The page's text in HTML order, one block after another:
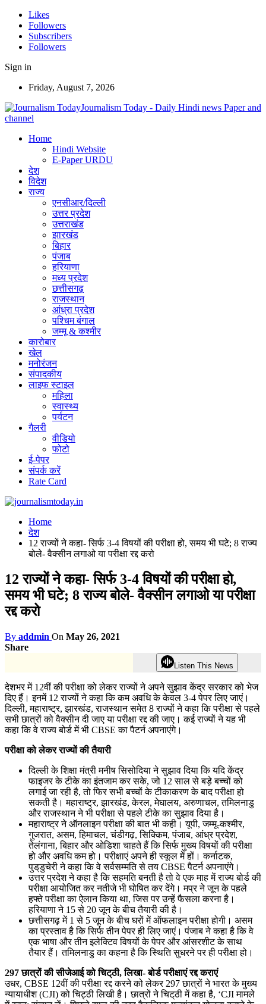
Likes
Followers
Subscribers
Followers
Sign in
Friday, August 7, 2026
Journalism Today - Daily Hindi news Paper and
channel
Home
Hindi Website
E-Paper URDU
देश
विदेश
राज्य
एनसीआर/दिल्ली
उत्तर प्रदेश
उत्तराखंड
झारखंड
बिहार
पंजाब
हरियाणा
मध्य प्रदेश
छत्तीसगढ़
राजस्थान
आंध्रा प्रदेश
पश्चिम बंगाल
जम्मू & कश्मीर
कारोबार
खेल
मनोरंजन
संपादकीय
लाइफ स्टाइल
महिला
स्वास्थ्य
पर्यटन
गैलरी
वीडियो
फोटो
ई-पेपर
संपर्क करें
Rate Card
Home
देश
12 राज्यों ने कहा- सिर्फ 3-4 विषयों की परीक्षा हो, समय भी घटे; 8 राज्य
बोले- वैक्सीन लगाओ या परीक्षा रद्द करो
12 राज्यों ने कहा- सिर्फ 3-4 विषयों की परीक्षा हो,
समय भी घटे; 8 राज्य बोले- वैक्सीन लगाओ या परीक्षा
रद्द करो
By addmin On May 26, 2021
Share
Listen This News
देशभर में 12वीं की परीक्षा को लेकर राज्यों ने अपने सुझाव केंद्र सरकार को भेज
दिए हैं। इनमें 12 राज्यों ने कहा कि कम अवधि के केवल 3-4 पेपर लिए जाएं।
दिल्ली, महाराष्ट्र, झारखंड, राजस्थान समेत 8 राज्यों ने कहा कि परीक्षा से पहले
सभी छात्रों को वैक्सीन दी जाए या परीक्षा रद्द की जाए। कई राज्यों ने यह भी
कहा कि वे राज्य बोर्ड में भी CBSE का पैटर्न अपनाएंगे।
परीक्षा को लेकर राज्यों की तैयारी
दिल्ली के शिक्षा मंत्री मनीष सिसोदिया ने सुझाव दिया कि यदि केंद्र
फाइजर के टीके का इंतजाम कर सके, जो 12 साल से बड़े बच्चों को
लगाई जा रही है, तो फिर सभी बच्चों के टीकाकरण के बाद परीक्षा हो
सकती है। महाराष्ट्र, झारखंड, केरल, मेघालय, अरुणाचल, तमिलनाडु
और राजस्थान ने भी परीक्षा से पहले टीके का सुझाव दिया है।
महाराष्ट्र ने ऑनलाइन परीक्षा की बात भी कही। यूपी, जम्मू-कश्मीर,
गुजरात, असम, हिमाचल, चंडीगढ़, सिक्किम, पंजाब, आंध्र प्रदेश,
तेलंगाना, बिहार और ओडिशा चाहते हैं कि सिर्फ मुख्य विषयों की परीक्षा
हो और अवधि कम हो। परीक्षाएं अपने ही स्कूल में हों। कर्नाटक,
पुड्‌डुचेरी ने कहा कि वे सर्वसम्मति से तय CBSE पैटर्न अपनाएंगे।
उत्तर प्रदेश ने कहा है कि सहमति बनती है तो वे एक माह में राज्य बोर्ड की
परीक्षा आयोजित कर नतीजे भी घोषित कर देंगे। मप्र ने जून के पहले
हफ्ते परीक्षा का ऐलान किया था, जिस पर उन्हें फैसला करना है।
हरियाणा ने 15 से 20 जून के बीच तैयारी की है।
छत्तीसगढ़ में 1 से 5 जून के बीच घरों में ऑफलाइन परीक्षा होगी। असम
का प्रस्ताव है कि सिर्फ तीन पेपर ही लिए जाएं। पंजाब ने कहा है कि वे
एक भाषा और तीन इलेक्टिव विषयों के पेपर और आंसरशीट के साथ
तैयार हैं। तमिलनाडु का कहना है कि स्थिति सुधरने पर ही परीक्षा हो।
297 छात्रों की सीजेआई को चिट्‌ठी, लिखा- बोर्ड परीक्षाएं रद्द कराएं
उधर, CBSE 12वीं की परीक्षा रद्द करने को लेकर 297 छात्रों ने भारत के मुख्य
न्यायाधीश (CJI) को चिट्ठी लिखी है। छात्रों ने चिट्‌ठी में कहा है, ‘CJI मामले